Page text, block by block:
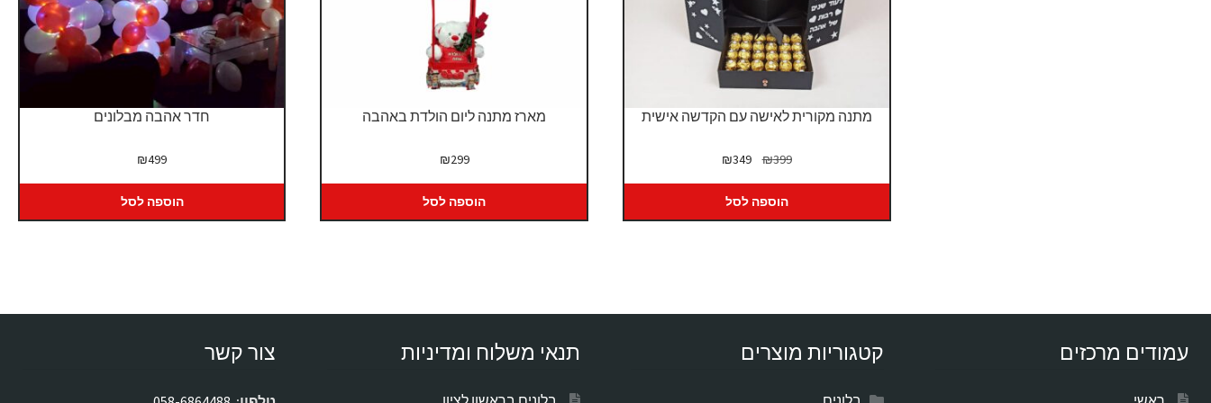
מתנה מקורית לאישה עם הקדשה אישית
₪399
המחיר
היה:
₪399.
₪349
₪349.
הוספה לסל
מארז מתנה ליום הולדת באהבה
₪299
הוספה לסל
חדר אהבה מבלונים
₪499
הוספה לסל
עמודים מרכזים קטגוריות מוצרים תנאי משלוח ומדיניות צור קשר